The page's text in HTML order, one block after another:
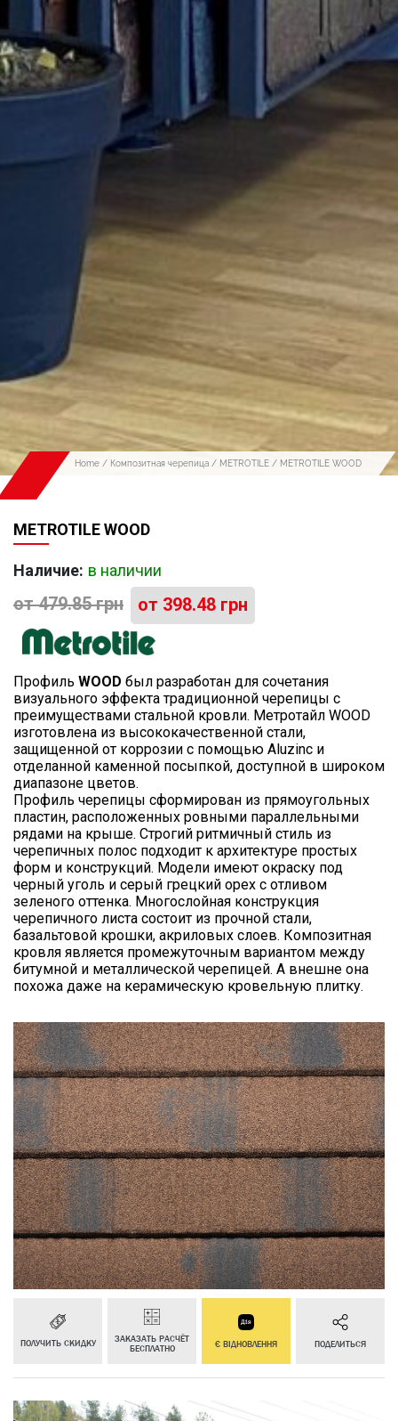
Home / Композитная черепица / METROTILE / METROTILE WOOD
METROTILE WOOD
Наличие: в наличии
от479.85грн от 398.48 грн
Профиль WOOD был разработан для сочетания
визуального эффекта традиционной черепицы с
преимуществами стальной кровли. Метротайл WOOD
изготовлена из высококачественной стали,
защищенной от коррозии с помощью Aluzinc и
отделанной каменной посыпкой, доступной в широком
диапазоне цветов.
Профиль черепицы сформирован из прямоугольных
пластин, расположенных ровными параллельными
рядами на крыше. Строгий ритмичный стиль из
черепичных полос подходит к архитектуре простых
форм и конструкций. Модели имеют окраску под
черный уголь и серый грецкий орех с отливом
зеленого оттенка. Многослойная конструкция
черепичного листа состоит из прочной стали,
базальтовой крошки, акриловых слоев. Композитная
кровля является промежуточным вариантом между
битумной и металлической черепицей. А внешне она
похожа даже на керамическую кровельную плитку.
ПОЛУЧИТЬ СКИДКУ ЗАКАЗАТЬ РАСЧЁТ
БЕСПЛАТНО Є ВІДНОВЛЕННЯ ПОДЕЛИТЬСЯ